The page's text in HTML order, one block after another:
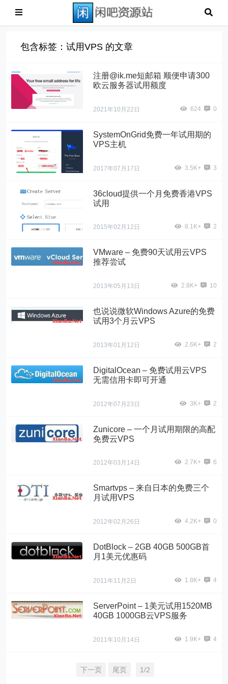
包含标签：试用VPS 的文章
注册@ik.me短邮箱 顺便申请300
欧云服务器试用额度
2021年10月22日 624 0
SystemOnGrid免费一年试用期的
VPS主机
2017年07月17日 3.5K+ 3
36cloud提供一个月免费香港VPS
试用
2015年02月12日 8.1K+ 2
VMware – 免费90天试用云VPS
推荐尝试
2013年05月13日 2.8K+ 10
也说说微软Windows Azure的免费
试用3个月云VPS
2013年01月12日 2.6K+ 2
DigitalOcean – 免费试用云VPS
无需信用卡即可开通
2012年07月23日 3K+ 2
Zunicore – 一个月试用期限的高配
免费云VPS
2012年03月14日 2.7K+ 6
Smartvps – 来自日本的免费三个
月试用VPS
2012年02月26日 4.2K+ 0
DotBlock – 2GB 40GB 500GB首
月1美元优惠码
2011年11月2日 1.8K+ 4
ServerPoint – 1美元试用1520MB
40GB 1000GB云VPS服务
2011年10月14日 1.9K+ 4
下一页 尾页 1/2